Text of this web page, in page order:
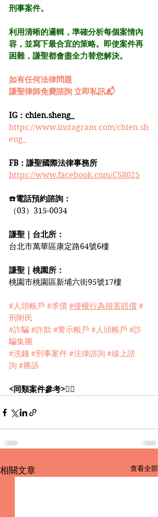
刑事案件。
利用清晰的邏輯，準確分析每個案情內
容，並寫下最合宜的策略。即使案件再
困難，謙聖都會盡全力替您解決。
如有任何法律問題
謙聖律師免費諮詢 立即私訊📬
IG：chien.sheng_
https://www.instagram.com/chien.sh
eng_
FB：謙聖國際法律事務所
https://www.facebook.com/CS8025
☎️電話預約諮詢：
（03）315-0034
謙聖｜台北所：
台北市萬華區康定路64號6樓
謙聖｜桃園所：
桃園市桃園區新埔六街95號17樓️️
#人頭帳戶 #求償 #侵權行為損害賠償 #
刑附民
#詐騙 #詐欺 #警示帳戶 #人頭帳戶 #詐
騙集團
#洗錢 #刑事案件 #法律諮詢 #線上諮
詢 #勝訴
<同類案件參考>👇🏻
相關文章 查看全部